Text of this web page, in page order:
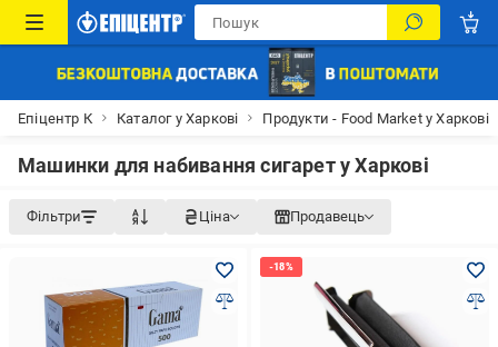
Епіцентр К Каталог у Харкові Продукти - Food Market у Харкові
Машинки для набивання сигарет у Харкові
Фільтри Ціна Продавець